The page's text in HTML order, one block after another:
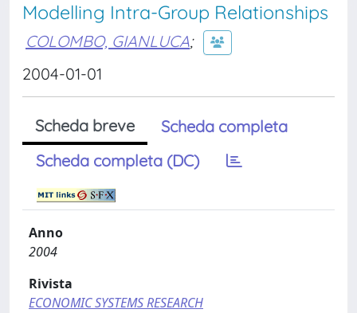
Modelling Intra-Group Relationships
COLOMBO, GIANLUCA;
2004-01-01
Scheda breve
Scheda completa
Scheda completa (DC)
Anno
2004
Rivista
ECONOMIC SYSTEMS RESEARCH